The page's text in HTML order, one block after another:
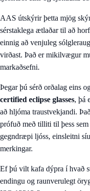
AAS útskýrir þetta mjög
sérstaklega ætlaðar til að
einnig að venjuleg
virðast. Það er mikilvægur
markaðsefni.
Þegar þú sérð orðalag eins
certified eclipse glasses, þá
að hljóma traustvekjandi.
prófuð með tilliti til þess
gegndræpi ljóss, einsleitni
merkingar.
Ef þú vilt kafa dýpra í hvað
endingu og raunverulegt